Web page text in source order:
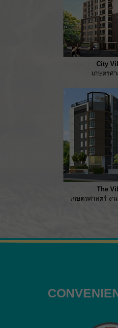
City
เกษตรศ
The
เกษตรศาสตร์ งา